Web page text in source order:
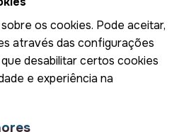
os cookies. Pode aceitar,
através das configurações
desabilitar certos cookies
e experiência na